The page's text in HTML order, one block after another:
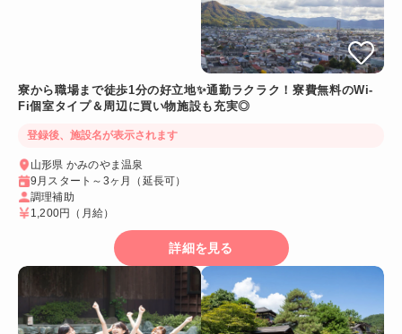
寮から職場まで徒歩1分の好立地✨通勤ラクラク！寮費無料のWi-
Fi個室タイプ＆周辺に買い物施設も充実◎
登録後、施設名が表示されます
山形県 かみのやま温泉
9月スタート～3ヶ月（延長可）
調理補助
1,200円
（月給）
詳細を見る